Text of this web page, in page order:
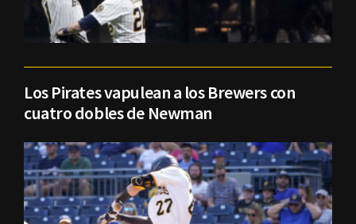
Los Pirates vapulean a los Brewers con
cuatro dobles de Newman